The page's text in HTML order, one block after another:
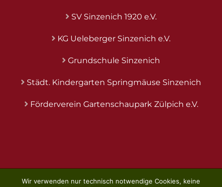
SV Sinzenich 1920 e.V.
KG Ueleberger Sinzenich e.V.
Grundschule Sinzenich
Städt. Kindergarten Springmäuse Sinzenich
Förderverein Gartenschaupark Zülpich e.V.
©2026 Dorfgemeinschaft-Sinzenich e.V.
Wir verwenden nur technisch notwendige Cookies, keine